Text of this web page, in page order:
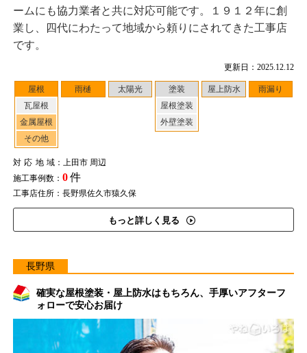
更新日：2025.12.12
屋根
瓦屋根
金属屋根
その他
雨樋 太陽光
塗装
屋根塗装
外壁塗装
屋上防水 雨漏り
対応地域：上田市 周辺
施工事例数： 0件
工事店住所：長野県佐久市猿久保
もっと詳しく見る
ームにも協力業者と共に対応可能です。１９１２年に創
業し、四代にわたって地域から頼りにされてきた工事店
です。
長野県
確実な屋根塗装・屋上防水はもちろん、手厚いアフターフ
ォローで安心お届け